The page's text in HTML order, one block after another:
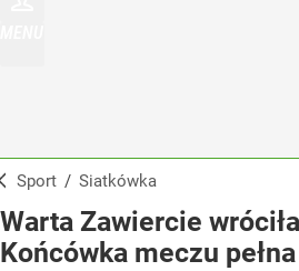
Sport / Siatkówka
Warta Zawiercie
Końcówka meczu